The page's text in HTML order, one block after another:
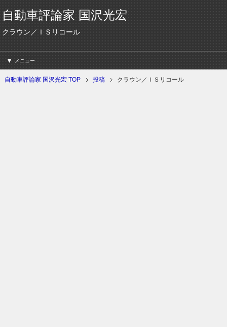
自動車評論家 国沢光宏
クラウン／ＩＳリコール
メニュー
自動車評論家 国沢光宏 TOP 投稿 クラウン／ＩＳリコール